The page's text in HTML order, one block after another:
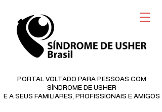
PORTAL VOLTADO PARA PESSOAS COM
SÍNDROME DE USHER
E A SEUS FAMILIARES, PROFISSIONAIS E AMIGOS